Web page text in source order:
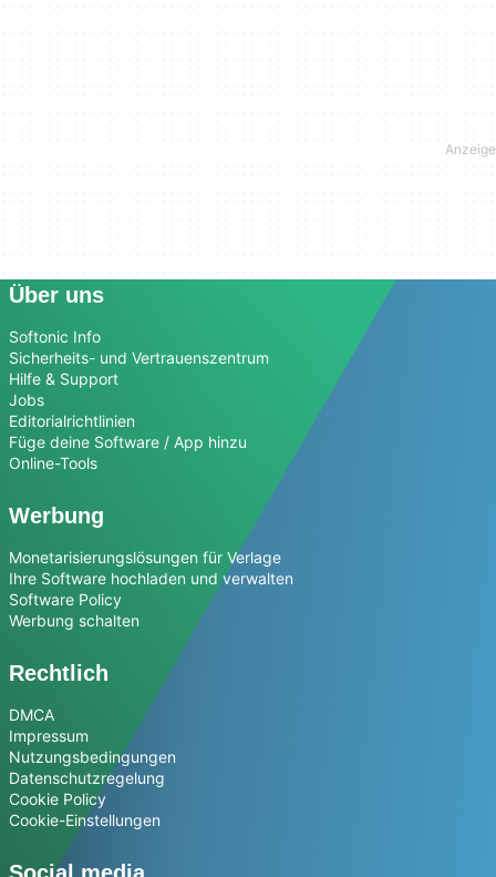
Über uns
Softonic Info
Sicherheits- und Vertrauenszentrum
Hilfe & Support
Jobs
Editorialrichtlinien
Füge deine Software / App hinzu
Online-Tools
Werbung
Monetarisierungslösungen für Verlage
Ihre Software hochladen und verwalten
Software Policy
Werbung schalten
Rechtlich
DMCA
Impressum
Nutzungsbedingungen
Datenschutzregelung
Cookie Policy
Cookie-Einstellungen